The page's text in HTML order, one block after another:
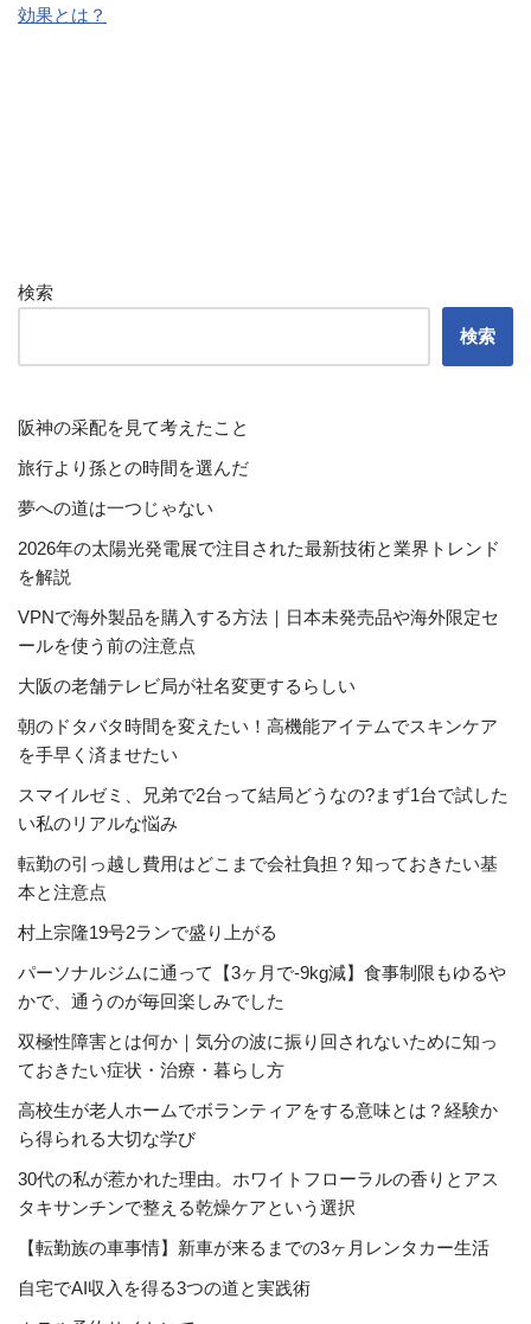
効果とは？
検索
検索
阪神の采配を見て考えたこと
旅行より孫との時間を選んだ
夢への道は一つじゃない
2026年の太陽光発電展で注目された最新技術と業界トレンド
を解説
VPNで海外製品を購入する方法｜日本未発売品や海外限定セ
ールを使う前の注意点
大阪の老舗テレビ局が社名変更するらしい
朝のドタバタ時間を変えたい！高機能アイテムでスキンケア
を手早く済ませたい
スマイルゼミ、兄弟で2台って結局どうなの?まず1台で試した
い私のリアルな悩み
転勤の引っ越し費用はどこまで会社負担？知っておきたい基
本と注意点
村上宗隆19号2ランで盛り上がる
パーソナルジムに通って【3ヶ月で-9kg減】食事制限もゆるや
かで、通うのが毎回楽しみでした
双極性障害とは何か｜気分の波に振り回されないために知っ
ておきたい症状・治療・暮らし方
高校生が老人ホームでボランティアをする意味とは？経験か
ら得られる大切な学び
30代の私が惹かれた理由。ホワイトフローラルの香りとアス
タキサンチンで整える乾燥ケアという選択
【転勤族の車事情】新車が来るまでの3ヶ月レンタカー生活
自宅でAI収入を得る3つの道と実践術